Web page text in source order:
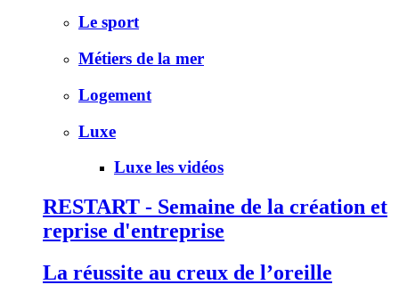
Le sport
Métiers de la mer
Logement
Luxe
Luxe les vidéos
RESTART - Semaine de la création et
reprise d'entreprise
La réussite au creux de l’oreille